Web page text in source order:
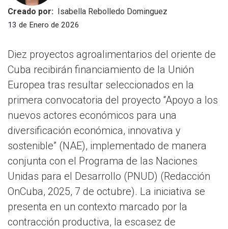
Creado por: Isabella Rebolledo Dominguez
13 de Enero de 2026
Diez proyectos agroalimentarios del oriente de
Cuba recibirán financiamiento de la Unión
Europea tras resultar seleccionados en la
primera convocatoria del proyecto “Apoyo a los
nuevos actores económicos para una
diversificación económica, innovativa y
sostenible” (NAE), implementado de manera
conjunta con el Programa de las Naciones
Unidas para el Desarrollo (PNUD) (Redacción
OnCuba, 2025, 7 de octubre). La iniciativa se
presenta en un contexto marcado por la
contracción productiva, la escasez de